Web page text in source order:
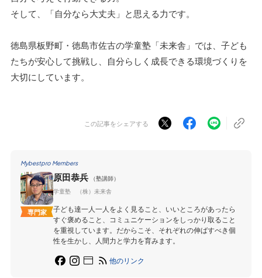
そして、「自分なら大丈夫」と思える力です。
徳島県板野町・徳島市佐古の学童塾「未来舎」では、子ども
たちが安心して挑戦し、自分らしく成長できる環境づくりを
大切にしています。
この記事をシェアする
Mybestpro Members
専門家
原田恭兵
（塾講師）
学童塾 （株）未来舎
子ども達一人一人をよく見ること、いいところがあったら
すぐ褒めること、コミュニケーションをしっかり取ること
を重視しています。だからこそ、それぞれの伸ばすべき個
性を生かし、人間力と学力を育みます。
他のリンク